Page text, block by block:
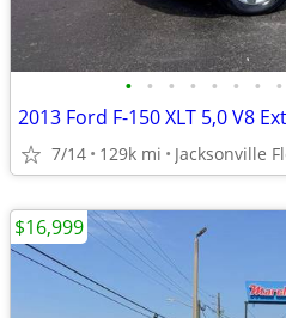
• • • • • • • •
2013 Ford F-150 XLT 5,0 V8
7/14 129k mi Jacksonville
$16,999